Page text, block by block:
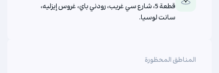
المناطق المحظورة
قطعة 5، شارع سي غريب، رودني باي، غروس إيزليه،
سانت لوسيا.